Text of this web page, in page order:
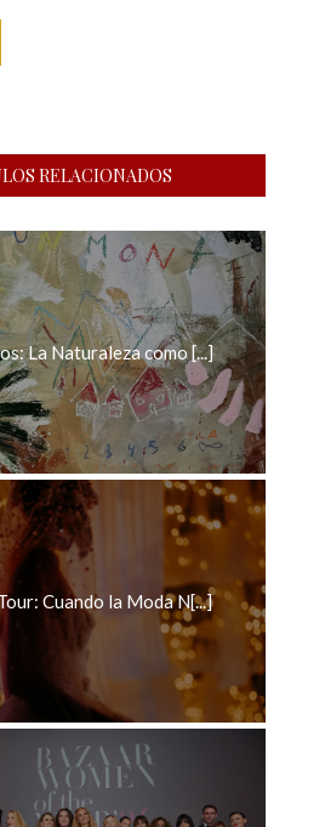
RELACIONADOS
La Naturaleza como [...]
Cuando la Moda N[...]